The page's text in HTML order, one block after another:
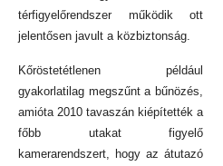
térfigyelőrendszer működik ott
jelentősen javult a közbiztonság.
Kőröstetétlenen például
gyakorlatilag megszűnt a bűnözés,
amióta 2010 tavaszán kiépítették a
főbb utakat figyelő
kamerarendszert, hogy az átutazó